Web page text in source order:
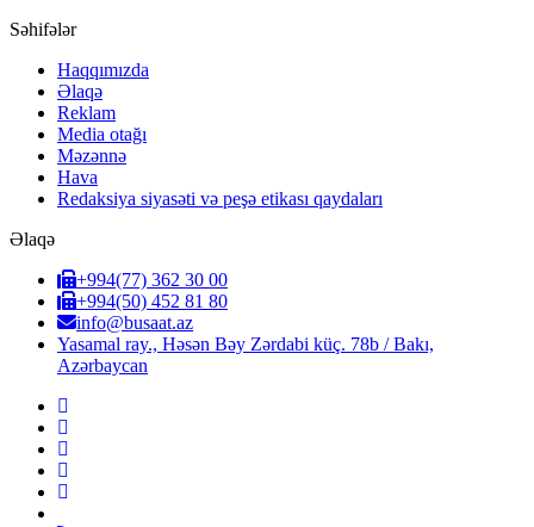
Səhifələr
Haqqımızda
Əlaqə
Reklam
Media otağı
Məzənnə
Hava
Redaksiya siyasəti və peşə etikası qaydaları
Əlaqə
+994(77) 362 30 00
+994(50) 452 81 80
info@busaat.az
Yasamal ray., Həsən Bəy Zərdabi küç. 78b / Bakı,
Azərbaycan